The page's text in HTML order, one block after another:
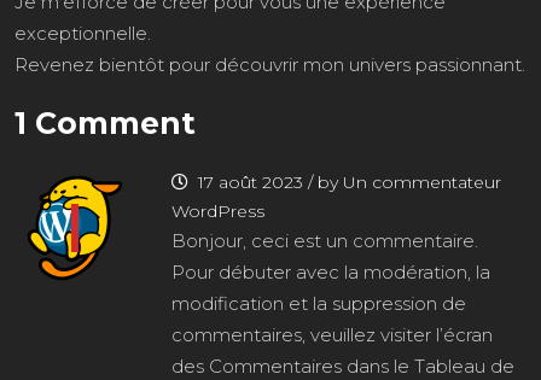
exceptionnelle.
Revenez bientôt pour découvrir mon univers passionnant.
1 Comment
17 août 2023 /by Un commentateur
WordPress
Bonjour, ceci est un commentaire.
Pour débuter avec la modération, la
modification et la suppression de
commentaires, veuillez visiter l’écran
des Commentaires dans le Tableau de